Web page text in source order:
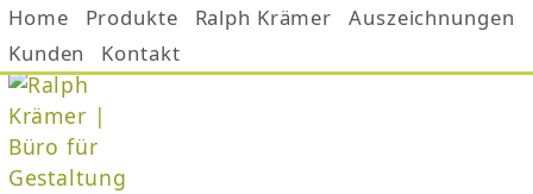
Jump to navigation
Home Produkte Ralph Krämer
Auszeichnungen
Kunden
Kontakt